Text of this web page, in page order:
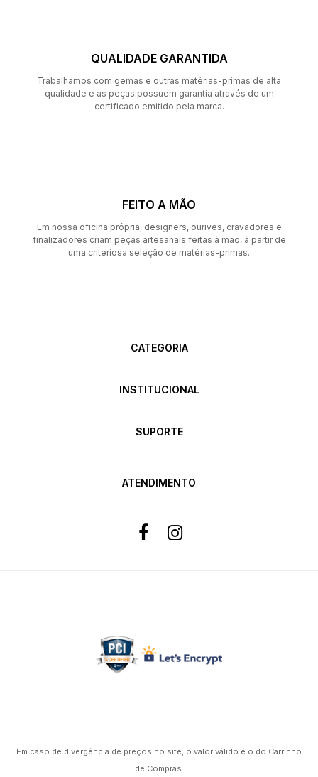
QUALIDADE GARANTIDA
Trabalhamos com gemas e outras matérias-primas de alta
qualidade e as peças possuem garantia através de um
certificado emitido pela marca.
FEITO A MÃO
Em nossa oficina própria, designers, ourives, cravadores e
finalizadores criam peças artesanais feitas à mão, à partir de
uma criteriosa seleção de matérias-primas.
CATEGORIA
INSTITUCIONAL
SUPORTE
ATENDIMENTO
Em caso de divergência de preços no site, o valor válido é o do Carrinho
de Compras.